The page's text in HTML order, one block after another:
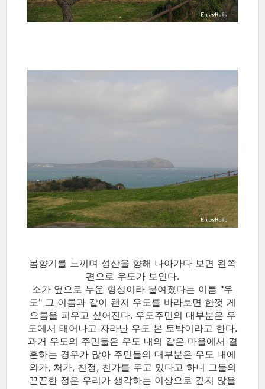
봄향기를 느끼며 성산을 향해 나아가다 보면 왼쪽
편으로 우도가 보인다.
소가 옆으로 누운 형상이라 붙여졌다는 이름 "우
도" 그 이름과 같이 왠지 우도를 바라보면 한껏 게
으름을 피우고 싶어진다. 우도주민의 대부분은 우
도에서 태어나고 자라난 우도 본 토박이라고 한다.
과거 우도의 주민들은 우도 내의 같은 마을에서 결
혼하는 경우가 많아 주민들의 대부분은 우도 내에
외가, 처가, 친정, 친가를 두고 있다고 하니 그들의
끈끈한 정은 우리가 생각하는 이상으로 깊지 않을